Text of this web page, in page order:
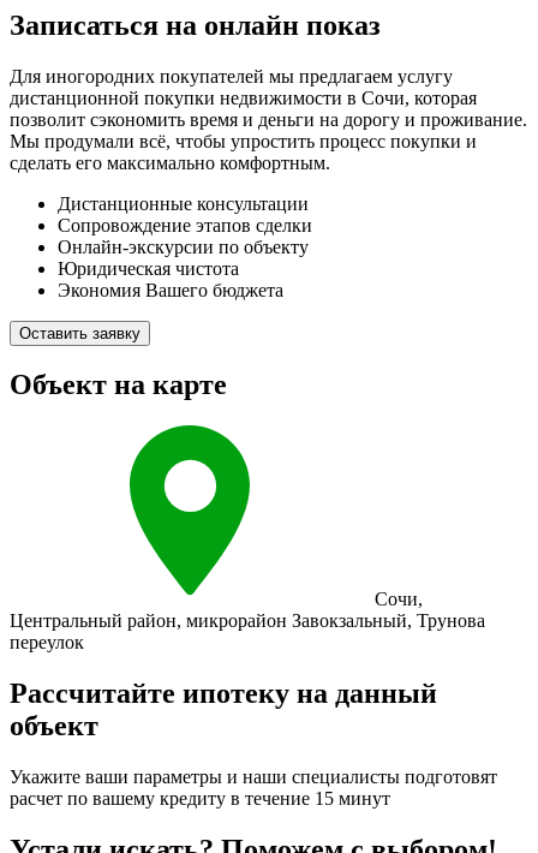
Записаться на онлайн показ
Для иногородних покупателей мы предлагаем услугу
дистанционной покупки недвижимости в Сочи, которая
позволит сэкономить время и деньги на дорогу и проживание.
Мы продумали всё, чтобы упростить процесс покупки и
сделать его максимально комфортным.
Дистанционные консультации
Сопровождение этапов сделки
Онлайн-экскурсии по объекту
Юридическая чистота
Экономия Вашего бюджета
Оставить заявку
Объект на карте
Сочи,
Центральный район, микрорайон Завокзальный, Трунова
переулок
Рассчитайте ипотеку на данный
объект
Укажите ваши параметры и наши специалисты подготовят
расчет по вашему кредиту в течение 15 минут